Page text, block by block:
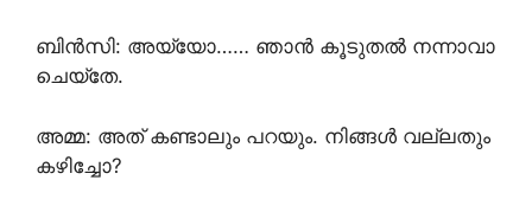
ബിൻസി: അയ്യോ…… ഞാൻ കൂടുതൽ നന്നാവാ
ചെയ്തേ.
അമ്മ: അത് കണ്ടാലും പറയും. നിങ്ങൾ വല്ലതും
കഴിച്ചോ?